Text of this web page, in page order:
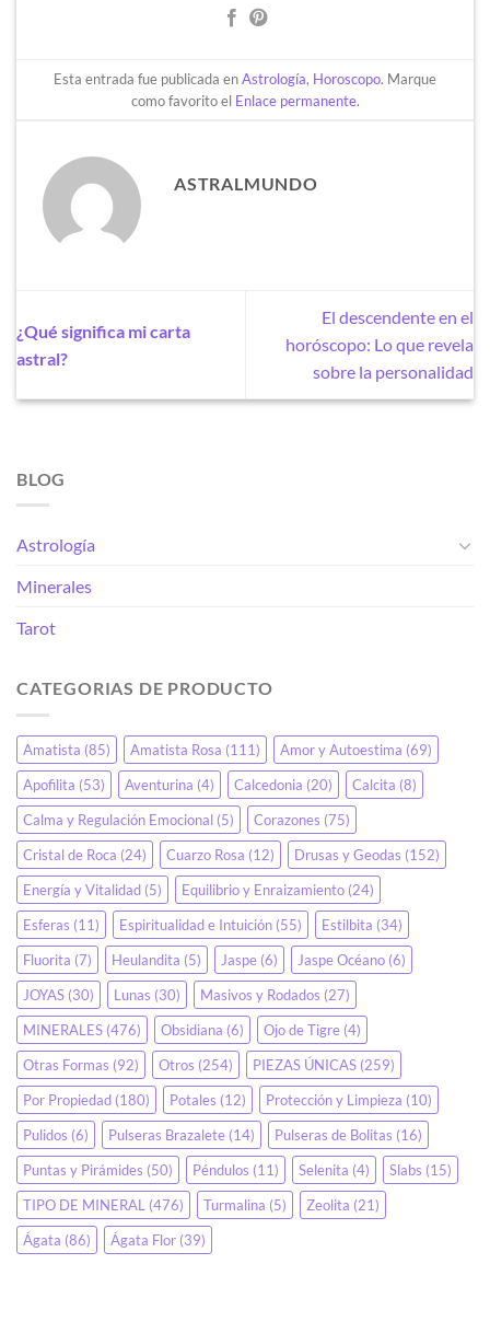
Esta entrada fue publicada enAstrología, Horoscopo. Marque
como favorito el Enlace permanente.
ASTRALMUNDO
¿Qué significa mi carta
astral?
El descendente en el
horóscopo: Lo que revela
sobre la personalidad
BLOG
Astrología
Minerales
Tarot
CATEGORIAS DE PRODUCTO
Amatista (85) Amatista Rosa (111) Amor y Autoestima (69)
Apofilita (53) Aventurina (4) Calcedonia (20) Calcita (8)
Calma y Regulación Emocional (5) Corazones (75)
Cristal de Roca (24) Cuarzo Rosa (12) Drusas y Geodas (152)
Energía y Vitalidad (5) Equilibrio y Enraizamiento (24)
Esferas (11) Espiritualidad e Intuición (55) Estilbita (34)
Fluorita (7) Heulandita (5) Jaspe (6) Jaspe Océano (6)
JOYAS (30) Lunas (30) Masivos y Rodados (27)
MINERALES (476) Obsidiana (6) Ojo de Tigre (4)
Otras Formas (92) Otros (254) PIEZAS ÚNICAS (259)
Por Propiedad (180) Potales (12) Protección y Limpieza (10)
Pulidos (6) Pulseras Brazalete (14) Pulseras de Bolitas (16)
Puntas y Pirámides (50) Péndulos (11) Selenita (4) Slabs (15)
TIPO DE MINERAL (476) Turmalina (5) Zeolita (21)
Ágata (86) Ágata Flor (39)